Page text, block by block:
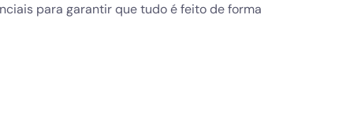
para garantir que tudo é feito de forma